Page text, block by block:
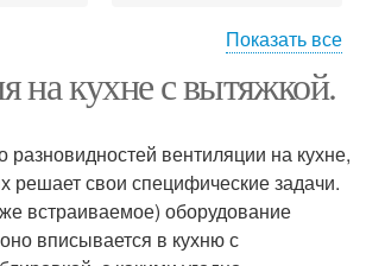
Обратный клапан
Клапан через стену
Показать все
на кухне с вытяжкой.
разновидностей вентиляции на кухне,
решает свои специфические задачи.
встраиваемое) оборудование
вписывается в кухню с